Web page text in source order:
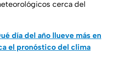
cerca del
día del año llueve más en
el pronóstico del clima